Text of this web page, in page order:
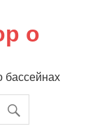
о
бассейнах